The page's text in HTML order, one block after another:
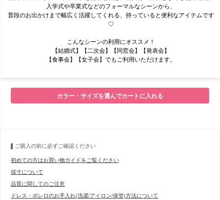
入学式や卒業式などのフォーマルなシーンから、
普段のお出かけまで幅広く活躍してくれる、持っていると便利なアイテムです
♡
こんなシーンの利用にオススメ！
【結婚式】【二次会】【同窓会】【発表会】
【食事会】【女子会】でもご利用いただけます。
■注意事項
カラー・サイズを選んでカートに入れる
ご購入の前に必ずご確認ください
初めての方はお買い物ガイドをご覧ください
採寸について
品質に関してのご注意
ドレス・ボレロのお手入れ(洗濯/アイロン/保管)方法について